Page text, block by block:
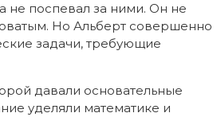
не поспевал за ними. Он не
Но Альберт совершенно
задачи, требующие
давали основательные
уделяли математике и